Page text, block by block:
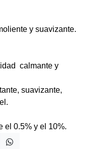
y suavizante.
calmante y
suavizante,
el 0.5% y el 10%.